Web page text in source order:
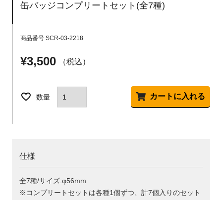
缶バッジコンプリートセット(全7種)
商品番号 SCR-03-2218
¥3,500 税込
カートに入れる
仕様
全7種/サイズ:φ56mm
※コンプリートセットは各種1個ずつ、計7個入りのセット